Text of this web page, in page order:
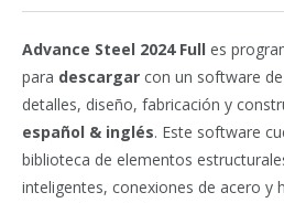
Advance Steel 2024 Full es
para descargar con un software
detalles, diseño, fabricación y
español & inglés. Este software
biblioteca de elementos
inteligentes, conexiones de acero y